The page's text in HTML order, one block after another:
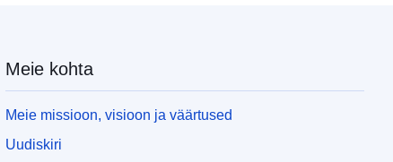
Meie kohta
Meie missioon, visioon ja väärtused
Uudiskiri